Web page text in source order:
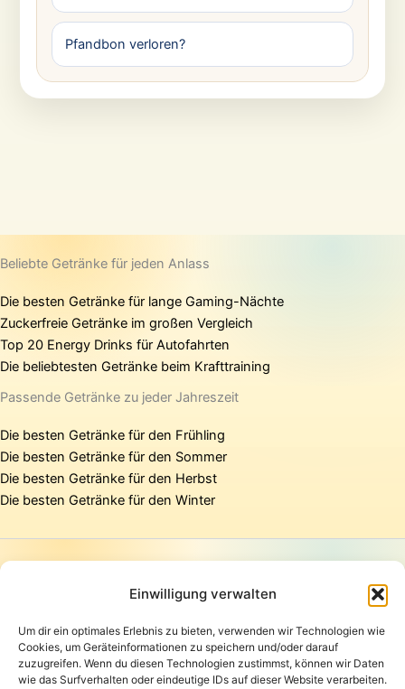
Einwilligung verwalten
Um dir ein optimales Erlebnis zu bieten, verwenden wir Technologien wie
Cookies, um Geräteinformationen zu speichern und/oder darauf
zuzugreifen. Wenn du diesen Technologien zustimmst, können wir Daten
wie das Surfverhalten oder eindeutige IDs auf dieser Website verarbeiten.
Pfandbon verloren?
Beliebte Getränke für jeden Anlass
Die besten Getränke für lange Gaming-Nächte
Zuckerfreie Getränke im großen Vergleich
Top 20 Energy Drinks für Autofahrten
Die beliebtesten Getränke beim Krafttraining
Passende Getränke zu jeder Jahreszeit
Die besten Getränke für den Frühling
Die besten Getränke für den Sommer
Die besten Getränke für den Herbst
Die besten Getränke für den Winter
Presse
Datenschutzerklärung
AGB
Widerrufsbelehrung